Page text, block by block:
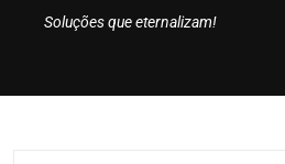
Soluções que eternalizam!